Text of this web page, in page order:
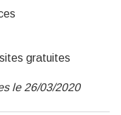
gratuites
le 26/03/2020